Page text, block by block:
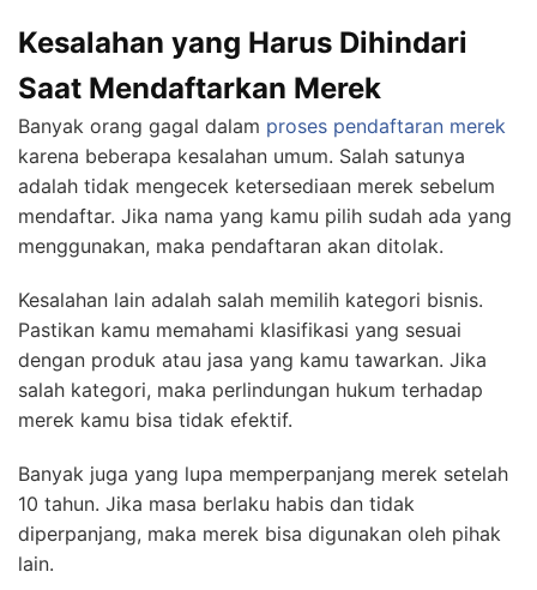
Kesalahan yang Harus Dihindari
Saat Mendaftarkan Merek
Banyak orang gagal dalam proses pendaftaran merek
karena beberapa kesalahan umum. Salah satunya
adalah tidak mengecek ketersediaan merek sebelum
mendaftar. Jika nama yang kamu pilih sudah ada yang
menggunakan, maka pendaftaran akan ditolak.
Kesalahan lain adalah salah memilih kategori bisnis.
Pastikan kamu memahami klasifikasi yang sesuai
dengan produk atau jasa yang kamu tawarkan. Jika
salah kategori, maka perlindungan hukum terhadap
merek kamu bisa tidak efektif.
Banyak juga yang lupa memperpanjang merek setelah
10 tahun. Jika masa berlaku habis dan tidak
diperpanjang, maka merek bisa digunakan oleh pihak
lain.